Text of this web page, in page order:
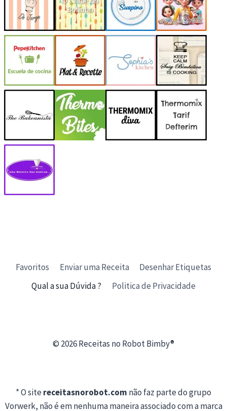
Favoritos Enviar uma Receita
Desenhar Etiquetas
Qual a sua Dúvida ?
Politica de Privacidade
© 2026 Receitas no Robot Bimby®
* O sitereceitasnorobot.com não faz parte do grupo
Vorwerk, não é em nenhuma maneira associado com a marca